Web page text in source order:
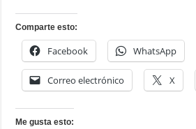
Comparte esto:
Facebook WhatsApp
Correo electrónico X
Me gusta esto: